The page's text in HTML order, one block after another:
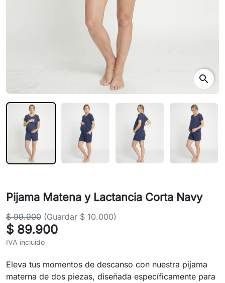
search
Pijama Matena y Lactancia Corta Navy
$ 99.900 (Guardar $ 10.000)
$ 89.900
IVA incluído
Eleva tus momentos de descanso con nuestra pijama
materna de dos piezas, diseñada específicamente para